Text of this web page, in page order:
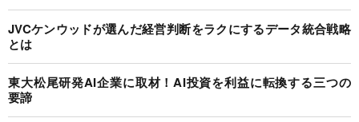
JVCケンウッドが選んだ経営判断をラクにするデータ統合戦略
とは
東大松尾研発AI企業に取材！AI投資を利益に転換する三つの
要諦